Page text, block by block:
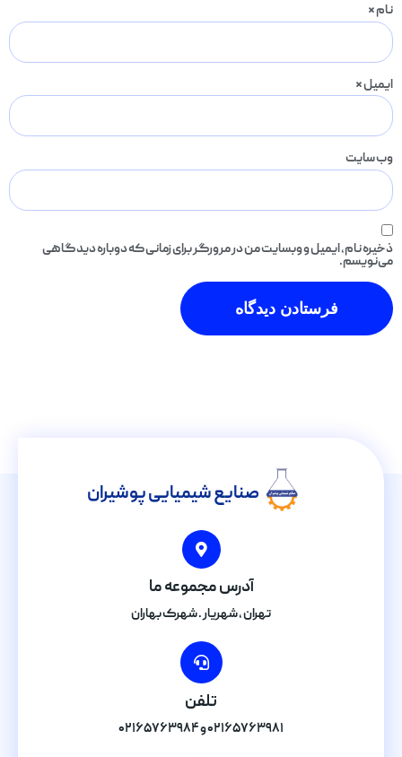
نام*
ایمیل*
وب‌ سایت
ذخیره نام، ایمیل و وبسایت من در مرورگر برای زمانی که دوباره دیدگاهی
می‌نویسم.
صنایع شیمیایی پوشیران
آدرس مجموعه ما
تهران , شهریار . شهرک بهاران
تلفن
۰۲۱۶۵۷۶۳۹۸۱ و ۰۲۱۶۵۷۶۳۹۸۴